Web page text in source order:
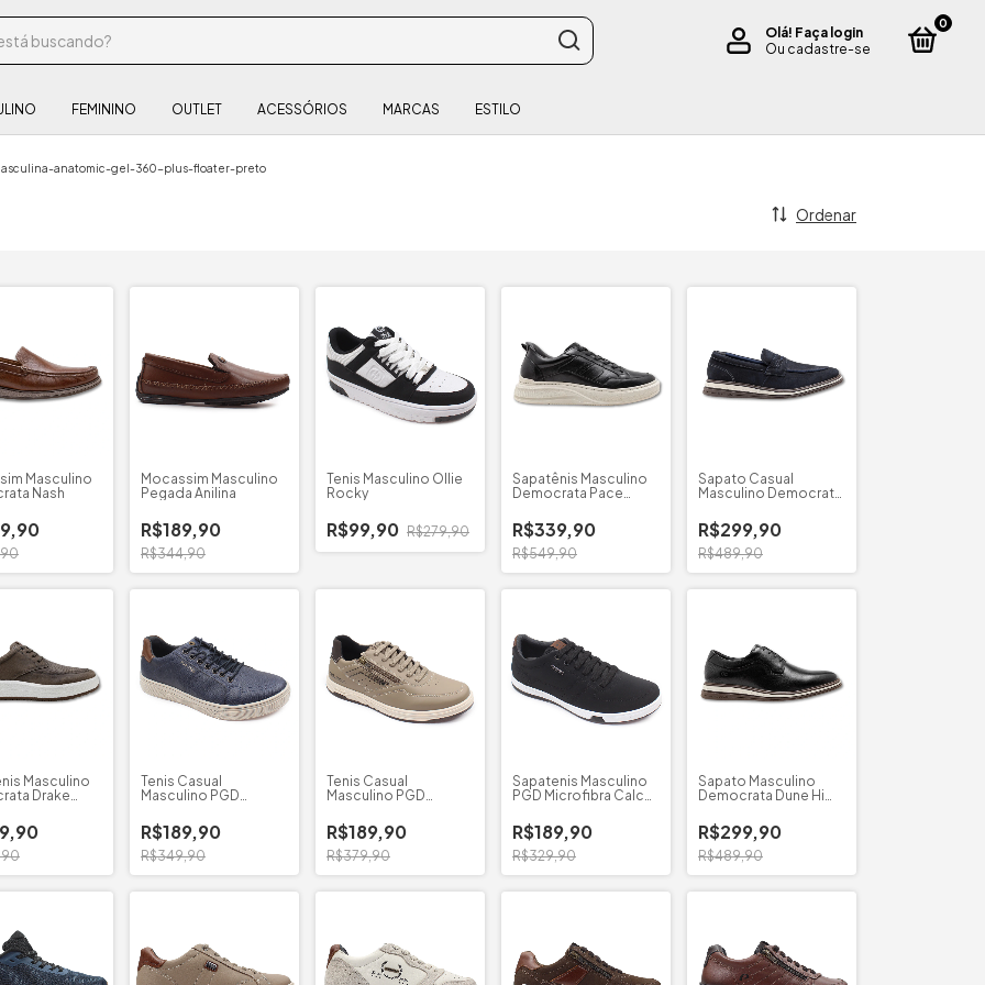
Olá! Faça login
Ou cadastre-se
0
FEMININO OUTLET ACESSÓRIOS MARCAS ESTILO
anatomic-gel-360-plus-floater-preto
Ordenar
Masculino
Nash
Mocassim Masculino
Pegada Anilina
R$189,90
R$344,90
Tenis Masculino Ollie
Rocky
R$99,90 R$279,90
Sapatênis Masculino
Democrata Pace
R$339,90
R$549,90
Sapato Casual
Masculino Democrata
R$299,90
R$489,90
Masculino
Drake
Tenis Casual
Masculino PGD
R$189,90
R$349,90
Tenis Casual
Masculino PGD
R$189,90
R$379,90
Sapatenis Masculino
PGD Microfibra Calce
R$189,90
R$329,90
Sapato Masculino
Democrata Dune Hi
R$299,90
R$489,90